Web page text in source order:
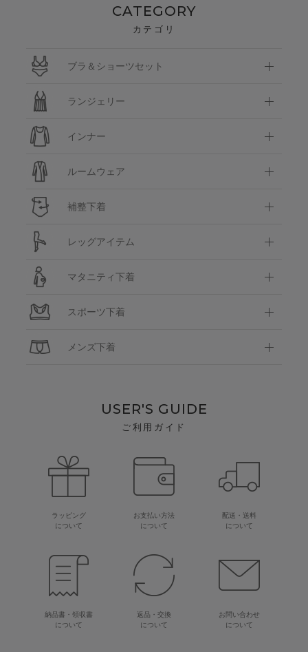
CATEGORY
カテゴリ
ブラ＆ショーツセット
ランジェリー
インナー
ルームウェア
補整下着
レッグアイテム
マタニティ下着
スポーツ下着
メンズ下着
USER'S GUIDE
ご利用ガイド
ラッピング
について
お支払い方法
について
配送・送料
について
納品書・領収書
について
返品・交換
について
お問い合わせ
について